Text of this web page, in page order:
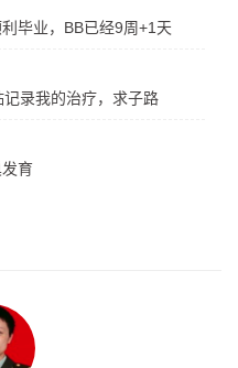
毕业，BB已经9周+1天
录我的治疗，求子路
育